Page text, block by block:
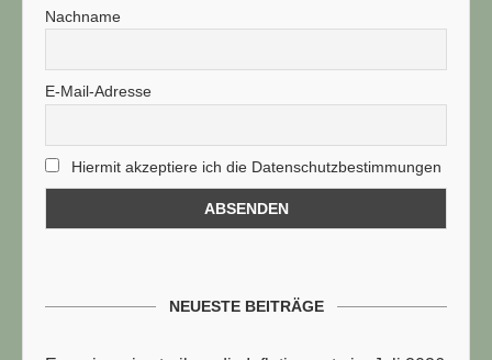
Nachname
E-Mail-Adresse
Hiermit akzeptiere ich die Datenschutzbestimmungen
NEUESTE BEITRÄGE